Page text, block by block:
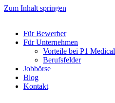
Zum Inhalt springen
Für Bewerber
Für Unternehmen
Vorteile bei P1 Medical
Berufsfelder
Jobbörse
Blog
Kontakt